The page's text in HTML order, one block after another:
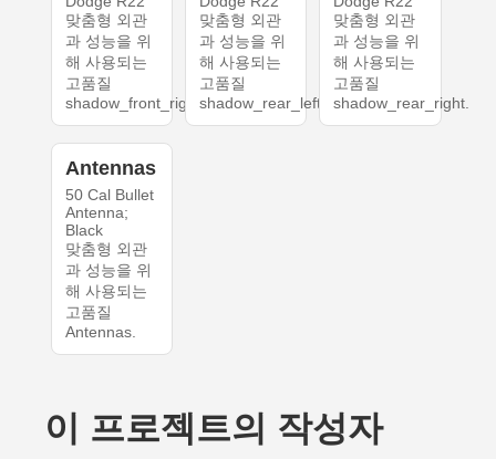
맞춤형 외관
과 성능을 위
해 사용되는
고품질
shadow_front_right.
맞춤형 외관
과 성능을 위
해 사용되는
고품질
shadow_rear_left.
맞춤형 외관
과 성능을 위
해 사용되는
고품질
shadow_rear_right.
Antennas
50 Cal Bullet
Antenna;
Black
맞춤형 외관
과 성능을 위
해 사용되는
고품질
Antennas.
이 프로젝트의 작성자